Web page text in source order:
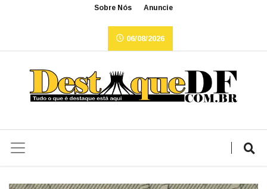
Sobre Nós Anuncie
06/08/2026